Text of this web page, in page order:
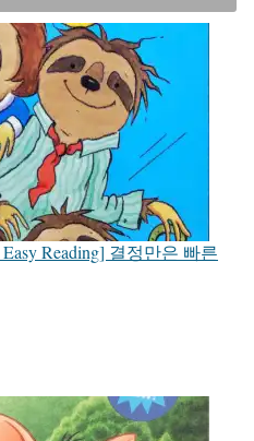
Reading] 결정만은 빠른